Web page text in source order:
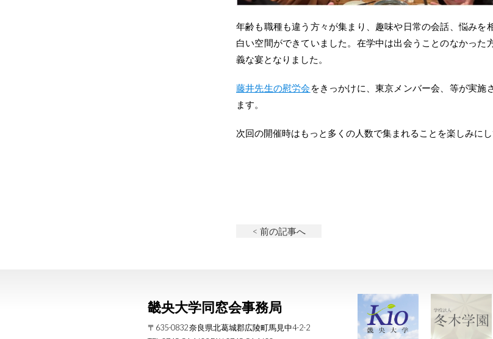
年齢も職種も違う方々が集まり、趣味や日常の会話、悩み
白い空間ができていました。在学中は出会うことのなかっ
義な宴となりました。
藤井先生の慰労会 をきっかけに、東京メンバー会、等が実施
ます。
次回の開催時はもっと多くの人数で集まれることを楽しみにし
< 前の記事へ
畿央大学同窓会事務局
〒635-0832 奈良県北葛城郡広陵町馬見中4-2-2